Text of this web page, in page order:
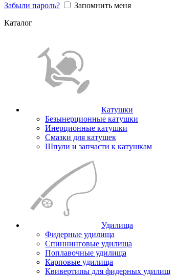
Забыли пароль?
Запомнить меня
Каталог
Катушки
Безынерционные катушки
Инерционные катушки
Смазки для катушек
Шпули и запчасти к катушкам
Удилища
Фидерные удилища
Спиннинговые удилища
Поплавочные удилища
Карповые удилища
Квивертипы для фидерных удилищ